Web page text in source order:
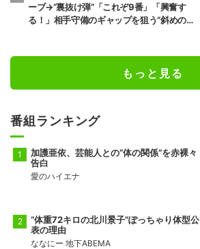
ーブ→“裏抜け弾”「これぞ9番」「興奮す
る！」相手守備のギャップを狙う”斜めの抜
もっと見る
番組ランキング
加護亜依、芸能人との“体の関係”を赤裸々
告白
愛のハイエナ
“体重72キロの北川景子”ぽっちゃり体型公
表の理由
ななにー 地下ABEMA